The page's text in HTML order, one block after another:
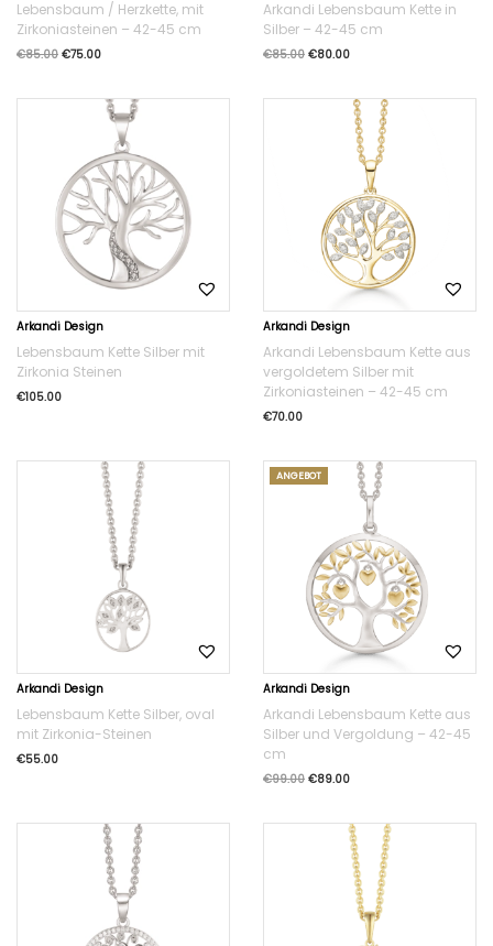
Lebensbaum / Herzkette, mit
Zirkoniasteinen – 42-45 cm
€85.00 €75.00
Arkandi Lebensbaum Kette in
Silber – 42-45 cm
€85.00 €80.00
Arkandi Design
Lebensbaum Kette Silber mit
Zirkonia Steinen
€105.00
Arkandi Design
Arkandi Lebensbaum Kette aus
vergoldetem Silber mit
Zirkoniasteinen – 42-45 cm
€70.00
Arkandi Design
Lebensbaum Kette Silber, oval
mit Zirkonia-Steinen
€55.00
ANGEBOT
Arkandi Design
Arkandi Lebensbaum Kette aus
Silber und Vergoldung – 42-45
cm
€99.00 €89.00